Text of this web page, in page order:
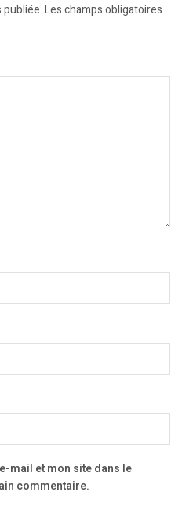
publiée.Les champs obligatoires
mail et mon site dans le
commentaire.